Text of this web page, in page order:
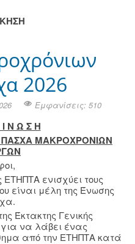
2026
Εμφανίσεις: 510
Ν Ω Σ Η
ΜΑΚΡΟΧΡΟΝΙΩΝ
ενισχύει τους
είναι μέλη της Ένωσης
Έκτακτης Γενικής
για να λάβει ένας
από την ΕΤΗΠΤΑ κατά